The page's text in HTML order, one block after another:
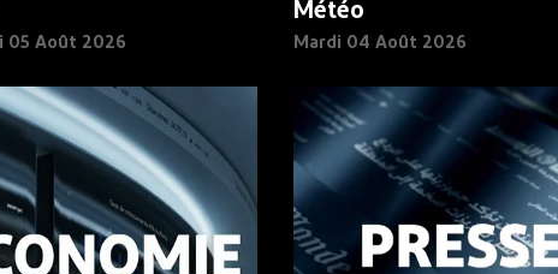
05 Août 2026
Météo
Mardi 04 Août 2026